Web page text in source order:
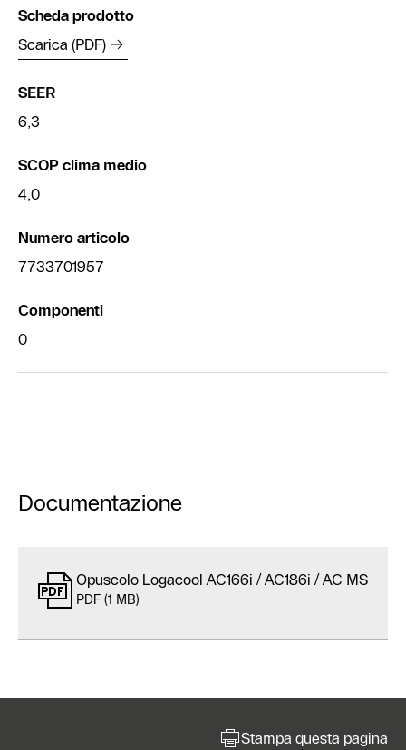
Scheda prodotto
Scarica (PDF)
SEER
6,3
SCOP clima medio
4,0
Numero articolo
7733701957
Componenti
0
Documentazione
Opuscolo Logacool AC166i / AC186i / AC MS
PDF (1 MB)
Stampa questa pagina